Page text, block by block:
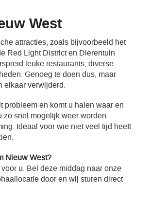
West
attracties, zoals bijvoorbeeld het
Red Light District en Dierentuin
leuke restaurants, diverse
Genoeg te doen dus, maar
elkaar verwijderd.
probleem en komt u halen waar en
zo snel mogelijk weer worden
Ideaal voor wie niet veel tijd heeft
Nieuw West?
u. Bel deze middag naar onze
door en wij sturen direct